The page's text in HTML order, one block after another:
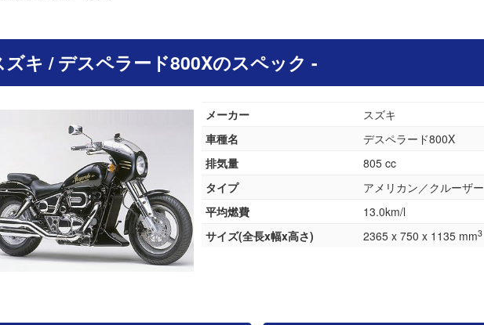
ズキ / デスペラード800Xのスペック -
メーカー
スズキ
車種名
デスペラード800X
排気量
805 cc
タイプ
アメリカン／クルーザー
平均燃費
13.0km/l
サイズ(全長x幅x高さ)
2365 x 750 x 1135 mm3